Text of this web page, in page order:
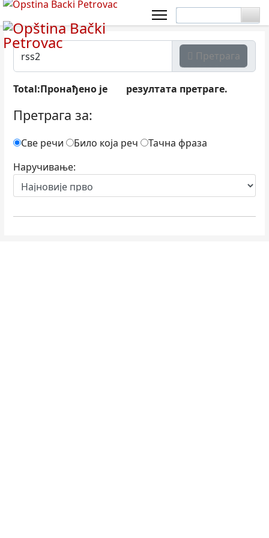
Претрага
Total:Пронађено је резултата претраге.
Претрага за:
Све речи Било која реч
Тачна фраза
Наручивање: